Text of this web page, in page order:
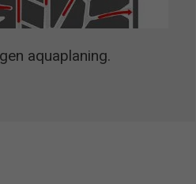
aquaplaning.